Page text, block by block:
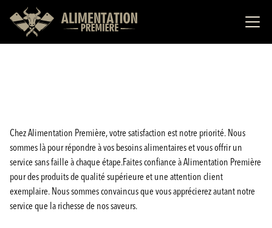
Chez Alimentation Première, votre satisfaction est notre priorité. Nous
sommes là pour répondre à vos besoins alimentaires et vous offrir un
service sans faille à chaque étape.Faites confiance à Alimentation Première
pour des produits de qualité supérieure et une attention client
exemplaire. Nous sommes convaincus que vous apprécierez autant notre
service que la richesse de nos saveurs.